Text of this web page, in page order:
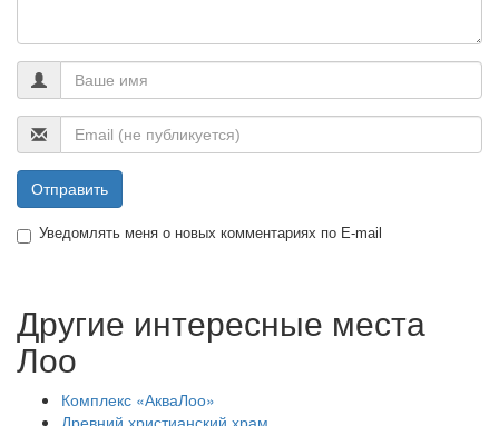
Отправить
Уведомлять меня о новых комментариях по E-mail
Другие интересные места
Лоо
Комплекс «АкваЛоо»
Древний христианский храм